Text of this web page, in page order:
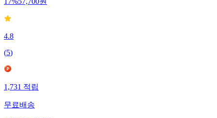
4.8
(5)
1,731 적립
무료배송